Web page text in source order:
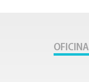
OFICINA